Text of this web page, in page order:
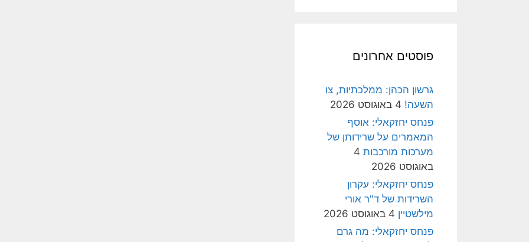
פוסטים אחרונים
גרשון הכהן: ממלכתיות, צו
השעה! 4 באוגוסט 2026
פנחס יחזקאלי: אוסף
המאמרים על שרידותן של
מערכות מורכבות 4
באוגוסט 2026
פנחס יחזקאלי: עקרון
השרידות של ד"ר אורי
מילשטיין 4 באוגוסט 2026
פנחס יחזקאלי: מה גרם